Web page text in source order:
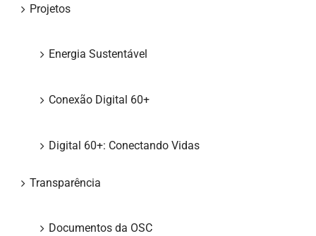
Projetos
Energia Sustentável
Conexão Digital 60+
Digital 60+: Conectando Vidas
Transparência
Documentos da OSC